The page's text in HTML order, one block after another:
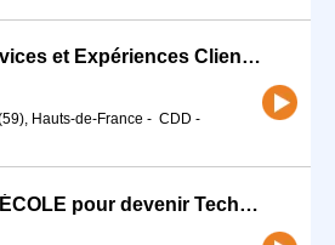
Conseiller-ère Services et Expériences Client (H/F)
Hauts-de-France - CDD -
REJOINS NOTRE ÉCOLE pour devenir Technicien-ne Atelier (H/F) - Alternance